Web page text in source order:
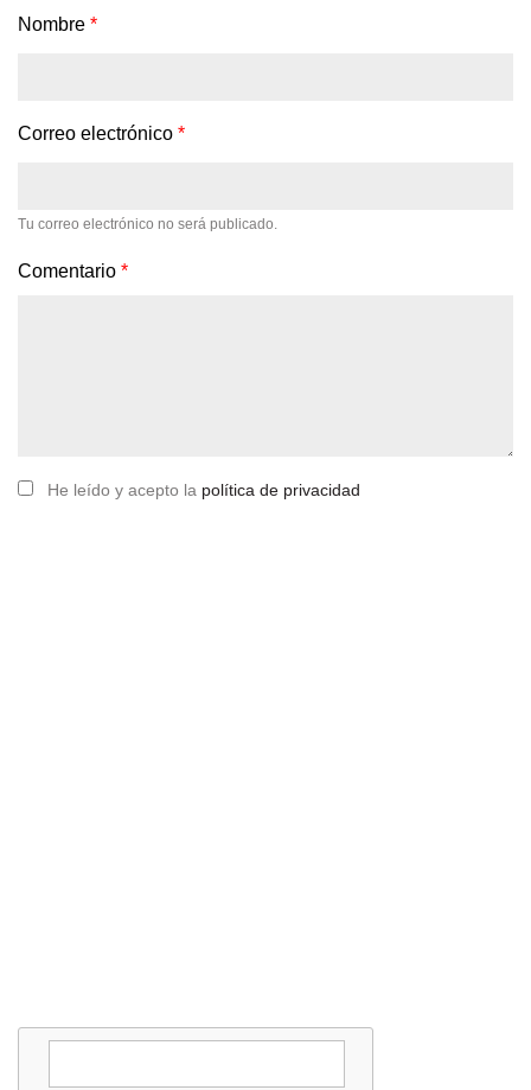
Nombre *
Correo electrónico *
Tu correo electrónico no será publicado.
Comentario *
He leído y acepto la política de privacidad